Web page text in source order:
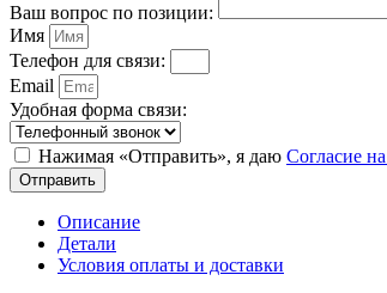
Ваш вопрос по позиции:
Имя
Телефон для связи:
Email
Удобная форма связи:
Нажимая «Отправить», я даю Согласие
Отправить
Описание
Детали
Условия оплаты и доставки